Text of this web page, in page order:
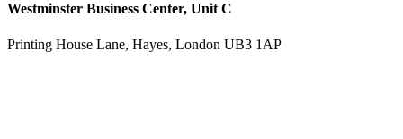
Westminster Business Center, Unit C
Printing House Lane, Hayes, London UB3 1AP